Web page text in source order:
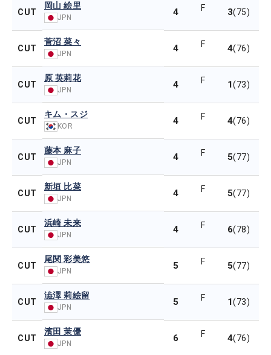
CUT
岡山 絵里
JPN 4 F 3(75)
CUT
菅沼 菜々
JPN 4 F 4(76)
CUT
原 英莉花
JPN 4 F 1(73)
CUT
キム・スジ
KOR 4 F 4(76)
CUT
藤本 麻子
JPN 4 F 5(77)
CUT
新垣 比菜
JPN 4 F 5(77)
CUT
浜崎 未来
JPN 4 F 6(78)
CUT
尾関 彩美悠
JPN 5 F 5(77)
CUT
澁澤 莉絵留
JPN 5 F 1(73)
CUT
濱田 茉優
JPN 6 F 4(76)